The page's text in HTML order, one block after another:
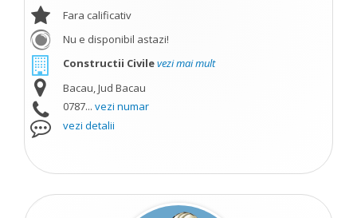
Fara calificativ
Nu e disponibil astazi!
Constructii Civilevezi mai mult
Bacau, Jud Bacau
0787... vezi numar
vezi detalii